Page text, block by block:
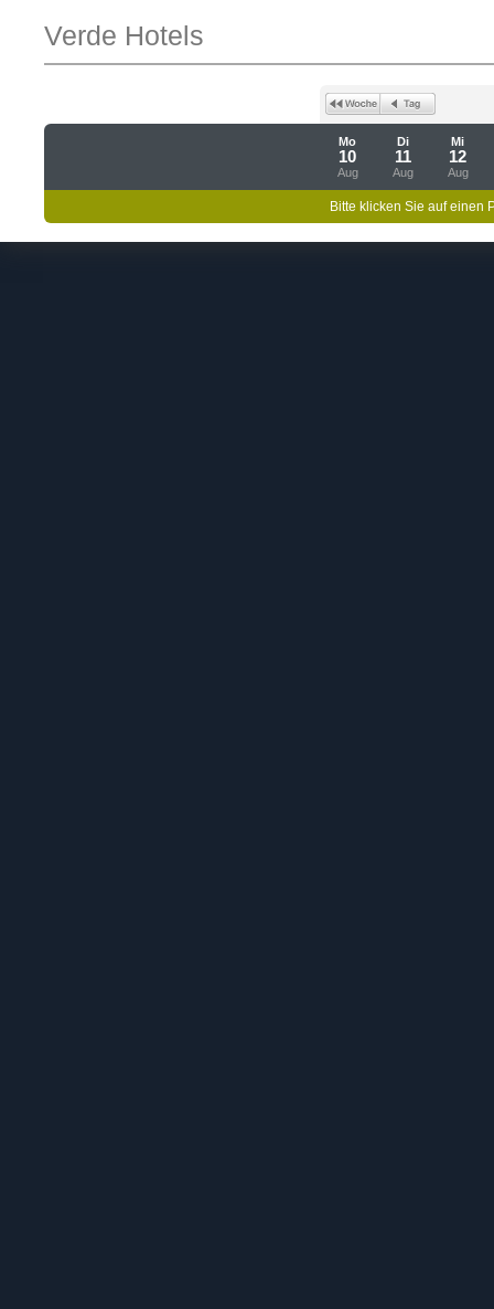
Verde Hotels
Mo
10
Aug
Di
11
Aug
Mi
12
Aug
Bitte klicken Sie auf einen